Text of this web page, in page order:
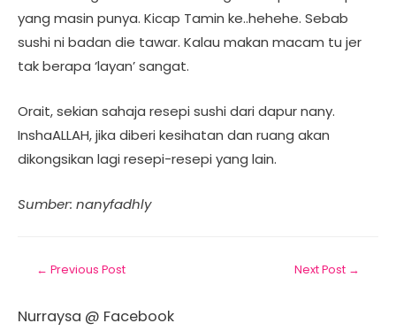
yang masin punya. Kicap Tamin ke..hehehe. Sebab
sushi ni badan die tawar. Kalau makan macam tu jer
tak berapa ‘layan’ sangat.
Orait, sekian sahaja resepi sushi dari dapur nany.
InshaALLAH, jika diberi kesihatan dan ruang akan
dikongsikan lagi resepi-resepi yang lain.
Sumber: nanyfadhly
← Previous Post Next Post →
Nurraysa @ Facebook